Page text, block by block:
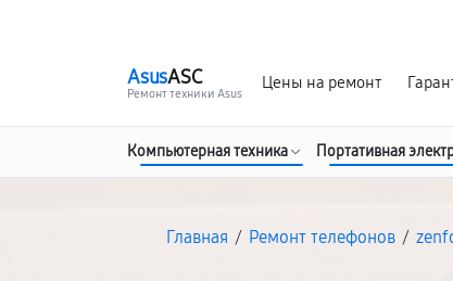
AsusASC
Ремонт техники Asus
Цены на ремонт
Компьютерная техника Портативная
Главная / Ремонт телефонов /